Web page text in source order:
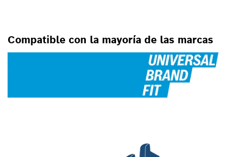
Compatible con la mayoría de las marcas